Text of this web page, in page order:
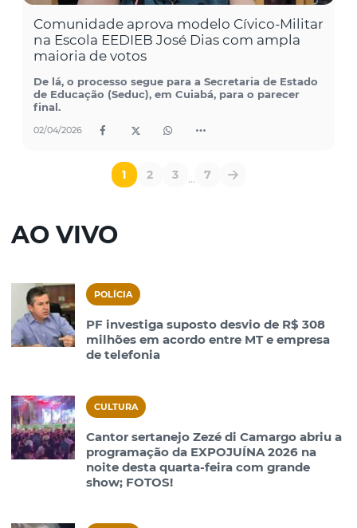
Comunidade aprova modelo Cívico-Militar
na Escola EEDIEB José Dias com ampla
maioria de votos
De lá, o processo segue para a Secretaria de Estado
de Educação (Seduc), em Cuiabá, para o parecer
final.
02/04/2026
1 2 3 ... 7
AO VIVO
POLÍCIA
PF investiga suposto desvio de R$ 308
milhões em acordo entre MT e empresa
de telefonia
CULTURA
Cantor sertanejo Zezé di Camargo abriu a
programação da EXPOJUÍNA 2026 na
noite desta quarta-feira com grande
show; FOTOS!